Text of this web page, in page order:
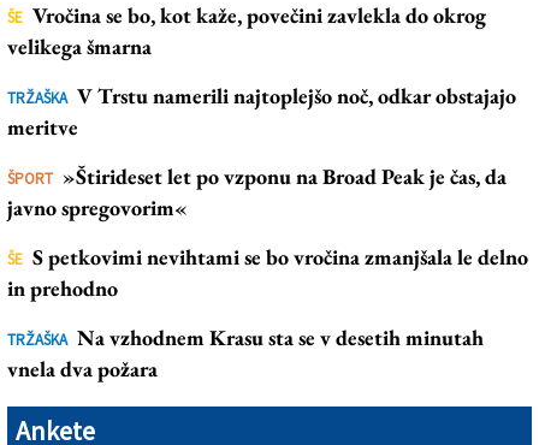
ŠE Vročina se bo, kot kaže, povečini zavlekla do okrog
velikega šmarna
TRŽAŠKA V Trstu namerili najtoplejšo noč, odkar obstajajo
meritve
ŠPORT »Štirideset let po vzponu na Broad Peak je čas, da
javno spregovorim«
ŠE S petkovimi nevihtami se bo vročina zmanjšala le delno
in prehodno
TRŽAŠKA Na vzhodnem Krasu sta se v desetih minutah
vnela dva požara
Ankete